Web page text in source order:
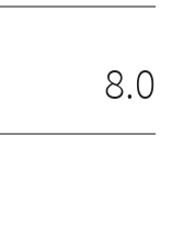
8.0